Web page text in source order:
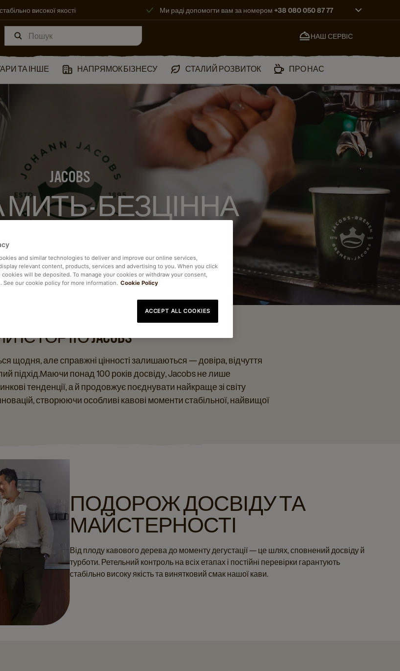
високої якості Ми раді допомогти вам за номером +38 080 050 87 77
НАШ СЕРВІС
ТА ІНШЕ НАПРЯМОК БІЗНЕСУ СТАЛИЙ РОЗВИТОК ПРО НАС
JACOBS
- БЕЗЦІННА
ІСТОРІЮ JACOBS
щодня, але справжні цінності залишаються — довіра, відчуття
підхід.Маючи понад 100 років досвіду, Jacobs не лише
тенденції, а й продовжує поєднувати найкраще зі світу
створюючи особливі кавові моменти стабільної, найвищої
ПОДОРОЖ ДОСВІДУ ТА
МАЙСТЕРНОСТІ
Від плоду кавового дерева до моменту дегустації — це шлях, сповнений досвіду й
турботи. Ретельний контроль на всіх етапах і постійні перевірки гарантують
стабільно високу якість та винятковий смак нашої кави.
and similar technologies to deliver and improve our online services,
relevant content, products, services and advertising to you. When you click
will be deposited. To manage your cookies or withdraw your consent,
See our cookie policy for more information. Cookie Policy
ACCEPT ALL COOKIES